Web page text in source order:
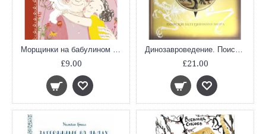
Морщинки на бабулином лице
£9.00
Динозавроведение. Поиски затерянного мира
£21.00